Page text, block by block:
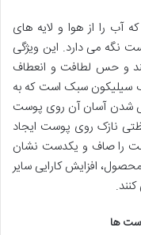
آب را از هوا و لایه های
می دارد. این ویژگی
و حس لطافت و انعطاف
سیلیکون سبک است که به
شدن آسان آن روی پوست
نازک روی پوست ایجاد
را صاف و یکدست نشان
افزایش کارایی سایر
ها